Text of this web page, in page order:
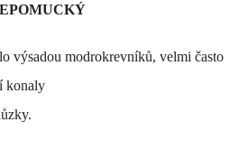
výsadou modrokrevníků, velmi často
konaly